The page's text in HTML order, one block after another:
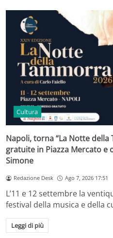
Cultura
Napoli, torna “La Notte
gratuite in Piazza Mercato e
Simone
Redazione Desk Ago 7, 2026 17:51
L’11 e 12 settembre la
festival della musica e della
Leggi di più